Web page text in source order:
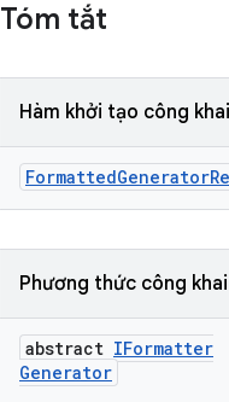
Tóm tắt
Hàm khởi tạo công khai
FormattedGenerator
Phương thức công khai
abstract IFormatter
Generator